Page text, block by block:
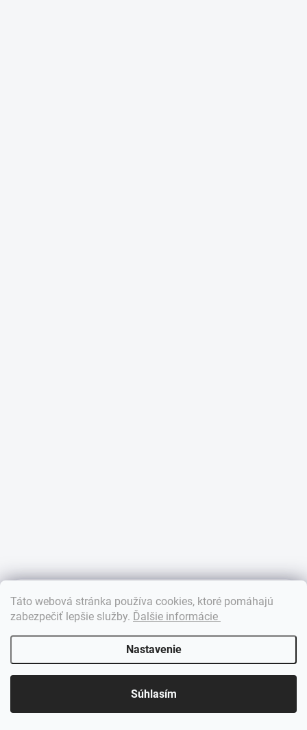
Táto webová stránka používa cookies, ktoré pomáhajú
zabezpečiť lepšie služby. Ďalšie informácie
Nastavenie
Súhlasím
Dobrý deň! 👋 Pomôžem vám nájsť správny diel. Napíšte mi.